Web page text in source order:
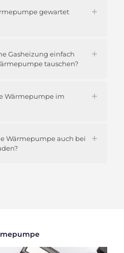
gewartet
Gasheizung einfach
tauschen?
Wärmepumpe im
Wärmepumpe auch bei